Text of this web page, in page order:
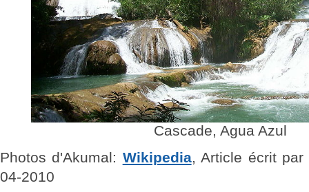
Cascade, Agua Azul
Photos d'Akumal: Wikipedia, Article écrit
04-2010